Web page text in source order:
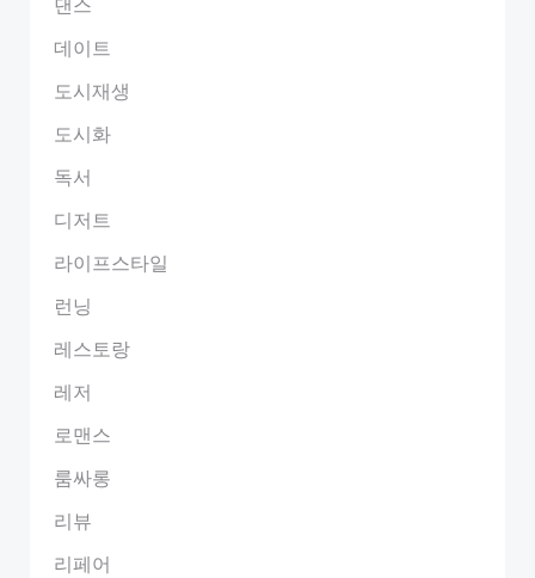
데이트
도시재생
도시화
독서
디저트
라이프스타일
런닝
레스토랑
레저
로맨스
룸싸롱
리뷰
리페어